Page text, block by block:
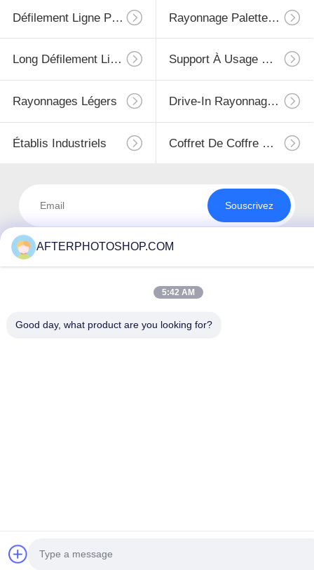
Défilement Ligne Par Ligne Résistant De Palette Rayonnage Palette Sélective
Long Défilement Ligne Par Ligne D'envergure Support À Usage Moyen
Rayonnages Légers Drive-In Rayonnage À Palettes
Établis Industriels Coffret De Coffre D'outil
Souscrivez
AFTERPHOTOSHOP.COM
5:42 AM
Good day, what product are you looking for?